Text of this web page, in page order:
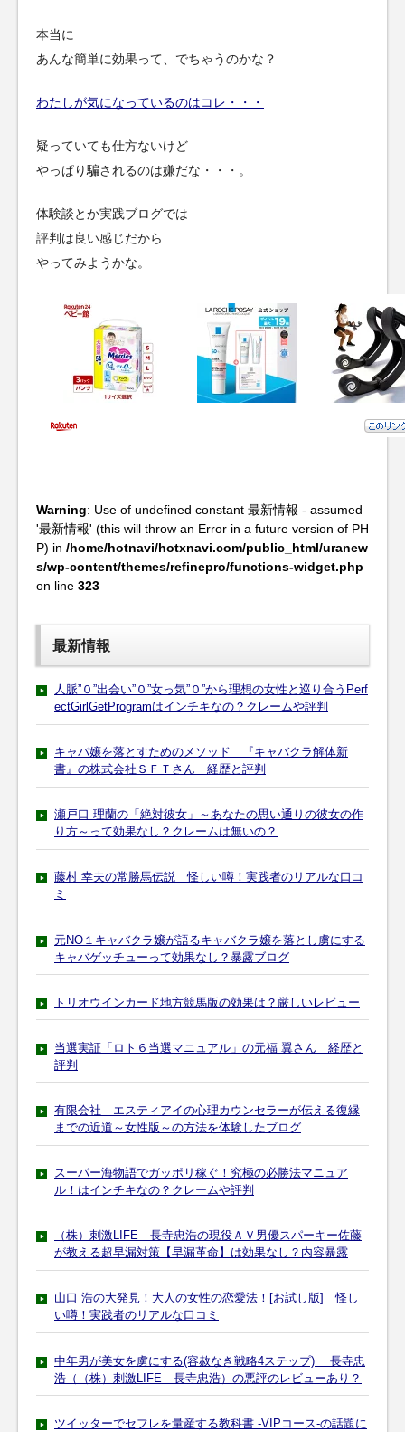
本当に
あんな簡単に効果って、でちゃうのかな？
わたしが気になっているのはコレ・・・
疑っていても仕方ないけど
やっぱり騙されるのは嫌だな・・・。
体験談とか実践ブログでは
評判は良い感じだから
やってみようかな。
Warning: Use of undefined constant 最新情報 - assumed
'最新情報' (this will throw an Error in a future version of PH
P) in /home/hotnavi/hotxnavi.com/public_html/uranew
s/wp-content/themes/refinepro/functions-widget.php
on line 323
最新情報
人脈”０”出会い”０”女っ気”０”から理想の女性と巡り合うPerf
ectGirlGetProgramはインチキなの？クレームや評判
キャバ嬢を落とすためのメソッド 『キャバクラ解体新
書』の株式会社ＳＦＴさん 経歴と評判
瀬戸口 理蘭の「絶対彼女」～あなたの思い通りの彼女の作
り方～って効果なし？クレームは無いの？
藤村 幸夫の常勝馬伝説 怪しい噂！実践者のリアルな口コ
ミ
元NO１キャバクラ嬢が語るキャバクラ嬢を落とし虜にする
キャバゲッチューって効果なし？暴露ブログ
トリオウインカード地方競馬版の効果は？厳しいレビュー
当選実証「ロト６当選マニュアル」の元福 翼さん 経歴と
評判
有限会社 エスティアイの心理カウンセラーが伝える復縁
までの近道～女性版～の方法を体験したブログ
スーパー海物語でガッポリ稼ぐ！究極の必勝法マニュア
ル！はインチキなの？クレームや評判
（株）刺激LIFE 長寺忠浩の現役ＡＶ男優スパーキー佐藤
が教える超早漏対策【早漏革命】は効果なし？内容暴露
山口 浩の大発見！大人の女性の恋愛法！[お試し版] 怪し
い噂！実践者のリアルな口コミ
中年男が美女を虜にする(容赦なき戦略4ステップ) 長寺忠
浩（（株）刺激LIFE 長寺忠浩）の悪評のレビューあり？
ツイッターでセフレを量産する教科書 -VIPコース-の話題に